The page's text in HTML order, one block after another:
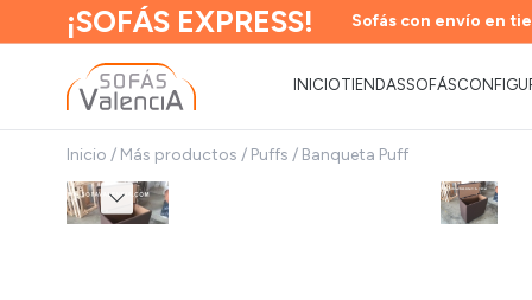
¡SOFÁS EXPRESS! Sofás con envío en
INICIOTIENDASSOFÁS
Inicio / Más productos / Puffs / Banqueta Puff